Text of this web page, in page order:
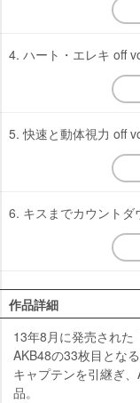
4. ハート・エレキ off
5. 快速と動体視力 off
6. キスまでカウントダ
作品詳細
13年8月に発売された
AKB48の33枚目とな
キャプテンを引継ぎ
品。